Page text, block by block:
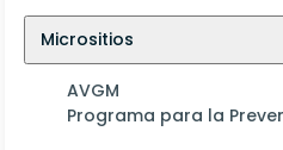
Micrositios
AVGM
Programa para la